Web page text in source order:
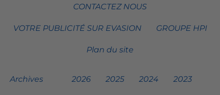
CONTACTEZ NOUS
VOTRE PUBLICITÉ SUR EVASION GROUPE HPI
Plan du site
Archives 2026 2025 2024 2023